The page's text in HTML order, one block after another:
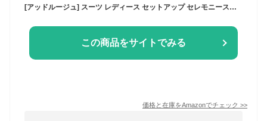
[アッドルージュ] スーツ レディース セットアップ セレモニースーツ 入学式 ママスーツ 卒業式 洗える 大きいサイズ カジュアル【t5351】 Mサイズ ネイビー
この商品をサイトでみる
価格と在庫をAmazonでチェック >>